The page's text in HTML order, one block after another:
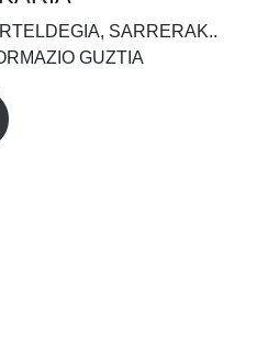
SARRERAK..
GUZTIA